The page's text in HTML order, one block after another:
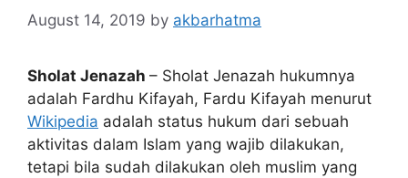
August 14, 2019 by akbarhatma
Sholat Jenazah – Sholat Jenazah hukumnya
adalah Fardhu Kifayah, Fardu Kifayah menurut
Wikipedia adalah status hukum dari sebuah
aktivitas dalam Islam yang wajib dilakukan,
tetapi bila sudah dilakukan oleh muslim yang